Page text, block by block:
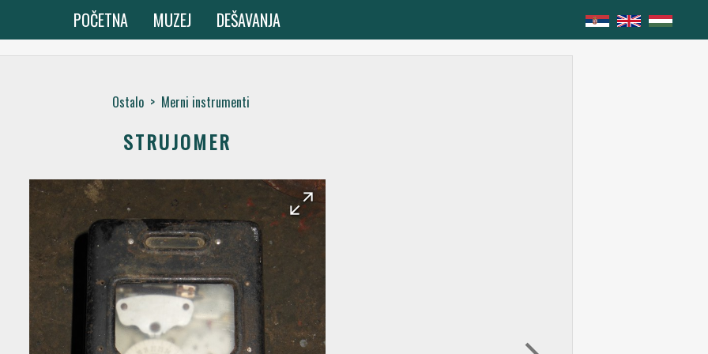
POČETNA MUZEJ DEŠAVANJA
Ostalo > Merni instrumenti
STRUJOMER
arrow_back
arrow_forward